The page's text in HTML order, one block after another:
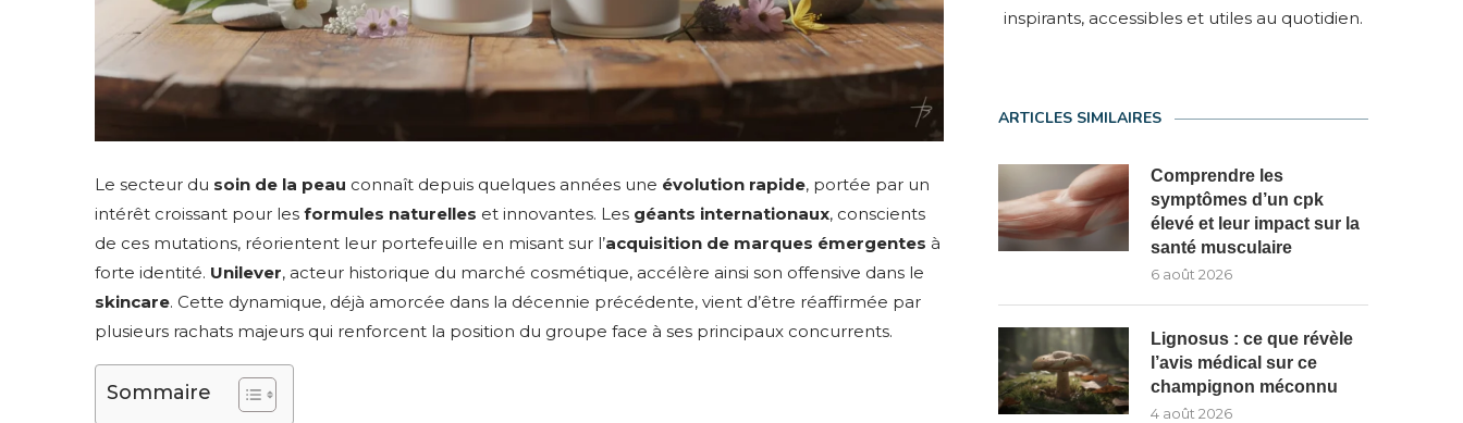
Le secteur du soin de la peau connaît depuis quelques années une évolution rapide, portée par un
intérêt croissant pour les formules naturelles et innovantes. Les géants internationaux, conscients
de ces mutations, réorientent leur portefeuille en misant sur l’acquisition de marques émergentes à
forte identité. Unilever, acteur historique du marché cosmétique, accélère ainsi son offensive dans le
skincare. Cette dynamique, déjà amorcée dans la décennie précédente, vient d’être réaffirmée par
plusieurs rachats majeurs qui renforcent la position du groupe face à ses principaux concurrents.
Sommaire
inspirants, accessibles et utiles au quotidien.
ARTICLES SIMILAIRES
Comprendre les
symptômes d’un cpk
élevé et leur impact sur la
santé musculaire
6 août 2026
Lignosus : ce que révèle
l’avis médical sur ce
champignon méconnu
4 août 2026